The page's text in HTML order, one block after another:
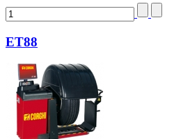
ET88